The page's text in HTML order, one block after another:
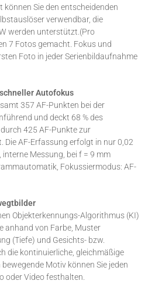
können Sie den entscheidenden
verwendbar, die
werden unterstützt.(Pro
7 Fotos gemacht. Fokus und
Foto in jeder Serienbildaufnahme
Autofokus
357 AF-Punkten bei der
und deckt 68 % des
425 AF-Punkte zur
AF-Erfassung erfolgt in nur 0,02
interne Messung, bei f = 9 mm
Fokussiermodus: AF-
Objekterkennungs-Algorithmus (KI)
anhand von Farbe, Muster
(Tiefe) und Gesichts- bzw.
die kontinuierliche, gleichmäßige
Motiv können Sie jeden
oder Video festhalten.